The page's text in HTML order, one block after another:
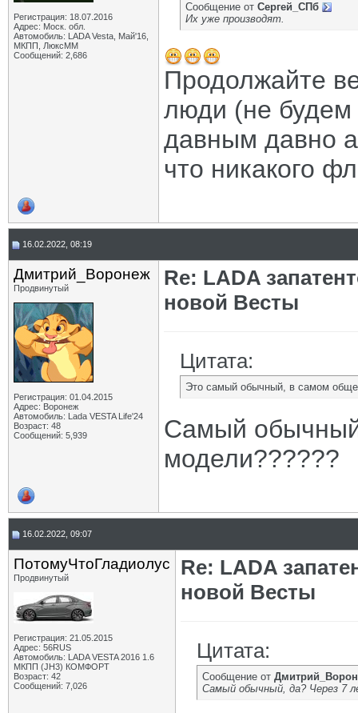
Регистрация: 18.07.2016
Адрес: Моск. обл.
Автомобиль: LADA Vesta, Май'16,
МКПП, ЛюксММ
Сообщений: 2,686
Сообщение от Сергей_СПб
Их уже производят.
Продолжайте
люди (не будем
давным давно
что никакого
16.02.2022, 08:19
Дмитрий_Воронеж
Продвинутый
Регистрация: 01.04.2015
Адрес: Воронеж
Автомобиль: Lada VESTA Life'24
Возраст: 48
Сообщений: 5,939
Re: LADA
новой Весты
Цитата:
Это самый обычный, в самом
Самый
модели??????
16.02.2022, 09:07
ПотомуЧтоГладиолус
Продвинутый
Регистрация: 21.05.2015
Адрес: 56RUS
Автомобиль: LADA VESTA 2016 1.6
МКПП (JH3) КОМФОРТ
Возраст: 42
Сообщений: 7,026
Re: LADA
новой Весты
Цитата:
Сообщение от
Самый обычный, да? Через 7